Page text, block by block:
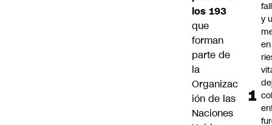
los 193
que
forman
parte de
la
Organizac
ión de las
Naciones
y
en